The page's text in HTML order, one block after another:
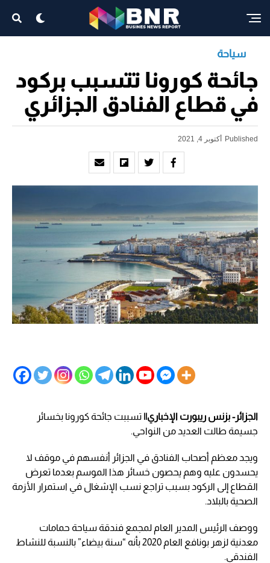
سياحة
جائحة كورونا تتسبب بركود
في قطاع الفنادق الجزائري
Published أكتوبر 4, 2021
الجزائر- بزنس ريبورت الإخباري|| تسببت جائحة كورونا بخسائر
جسيمة طالت العديد من النواحي.
ويجد معظم أصحاب الفنادق في الجزائر أنفسهم في موقف لا
يحسدون عليه وهم يحصون خسائر هذا الموسم بعدما تعرض
القطاع إلى الركود بسبب تراجع نسب الإشغال في استمرار الأزمة
الصحية بالبلاد.
ووصف الرئيس المدير العام لمجمع فندقة سياحة حمامات
معدنية لزهر بونافع العام 2020 بأنه “سنة بيضاء” بالنسبة للنشاط
الفندقي.